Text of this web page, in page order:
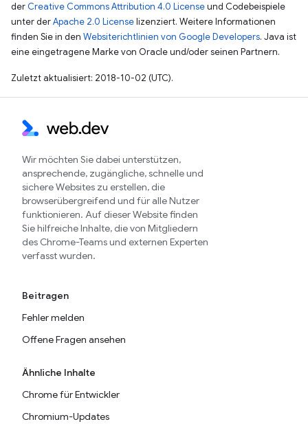
der Creative Commons Attribution 4.0 Licenseund Codebeispiele
unter derApache 2.0 Licenselizenziert. Weitere Informationen
finden Sie in den Websiterichtlinien von Google Developers. Java ist
eine eingetragene Marke von Oracle und/oder seinen Partnern.
Zuletzt aktualisiert: 2018-10-02 (UTC).
Wir möchten Sie dabei unterstützen,
ansprechende, zugängliche, schnelle und
sichere Websites zu erstellen, die
browserübergreifend und für alle Nutzer
funktionieren. Auf dieser Website finden
Sie hilfreiche Inhalte, die von Mitgliedern
des Chrome-Teams und externen Experten
verfasst wurden.
Beitragen
Fehler melden
Offene Fragen ansehen
Ähnliche Inhalte
Chrome für Entwickler
Chromium-Updates